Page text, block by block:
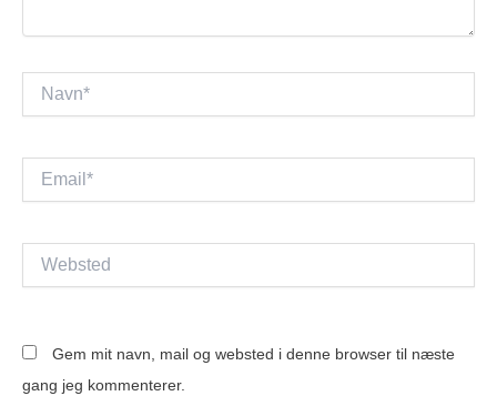
Email*
Websted
Gem mit navn, mail og websted i denne browser til næste
gang jeg kommenterer.